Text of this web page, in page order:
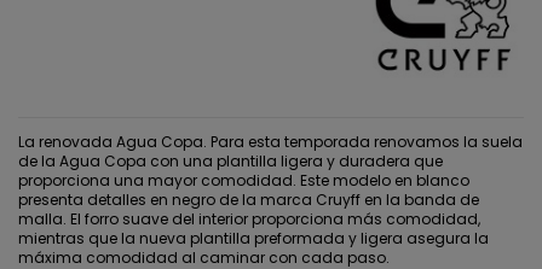
La renovada Agua Copa. Para esta temporada renovamos la suela
de la Agua Copa con una plantilla ligera y duradera que
proporciona una mayor comodidad. Este modelo en blanco
presenta detalles en negro de la marca Cruyff en la banda de
malla. El forro suave del interior proporciona más comodidad,
mientras que la nueva plantilla preformada y ligera asegura la
máxima comodidad al caminar con cada paso.